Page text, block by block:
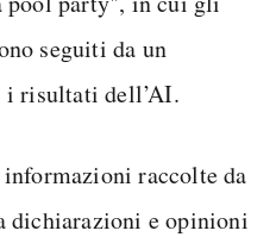
seguiti da un
i risultati dell’AI.
raccolte da
dichiarazioni e opinioni